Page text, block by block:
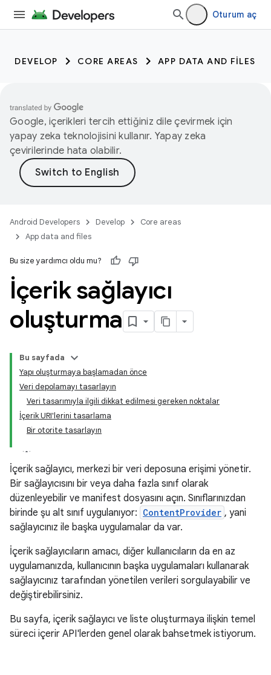
Oturum aç
DEVELOP CORE AREAS APP DATA AND FILES
Google, içerikleri tercih ettiğiniz dile çevirmek için
yapay zeka teknolojisini kullanır. Yapay zeka
çevirilerinde hata olabilir.
Android Developers Develop
Core areas
App data and files
Bu size yardımcı oldu mu?
İçerik sağlayıcı
oluşturma
Bu sayfada
Yapı oluşturmaya başlamadan önce
Veri depolamayı tasarlayın
Veri tasarımıyla ilgili dikkat edilmesi gereken noktalar
İçerik URI'lerini tasarlama
Bir otorite tasarlayın
İçerik sağlayıcı, merkezi bir veri deposuna erişimi yönetir.
Bir sağlayıcısını bir veya daha fazla sınıf olarak
düzenleyebilir ve manifest dosyasını açın. Sınıflarınızdan
birinde şu alt sınıf uygulanıyor: ContentProvider , yani
sağlayıcınız ile başka uygulamalar da var.
İçerik sağlayıcıların amacı, diğer kullanıcıların da en az
uygulamanızda, kullanıcının başka uygulamaları kullanarak
sağlayıcınız tarafından yönetilen verileri sorgulayabilir ve
değiştirebilirsiniz.
Bu sayfa, içerik sağlayıcı ve liste oluşturmaya ilişkin temel
süreci içerir API'lerden genel olarak bahsetmek istiyorum.